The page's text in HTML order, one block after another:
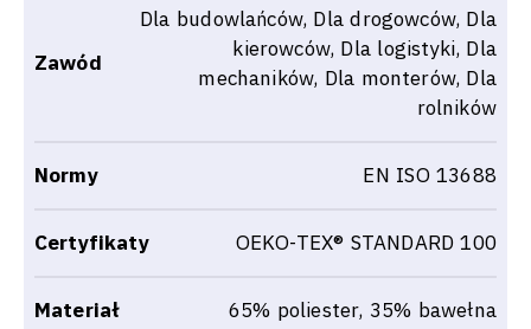
Zawód
Dla budowlańców, Dla drogowców, Dla
kierowców, Dla logistyki, Dla
mechaników, Dla monterów, Dla
rolników
Normy EN ISO 13688
Certyfikaty OEKO-TEX® STANDARD 100
Materiał 65% poliester, 35% bawełna